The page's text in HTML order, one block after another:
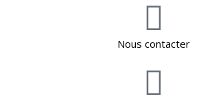
Nous contacter